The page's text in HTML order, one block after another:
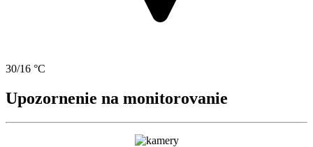
30/16 °C
Upozornenie na monitorovanie